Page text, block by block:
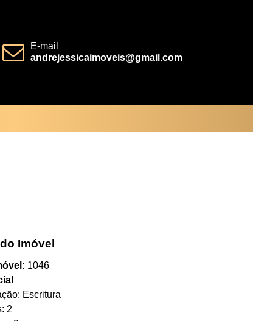
E-mail
andrejessicaimoveis@gmail.com
Imóvel
1046
Escritura
2